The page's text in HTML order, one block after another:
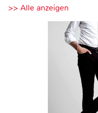
>> Alle anzeigen